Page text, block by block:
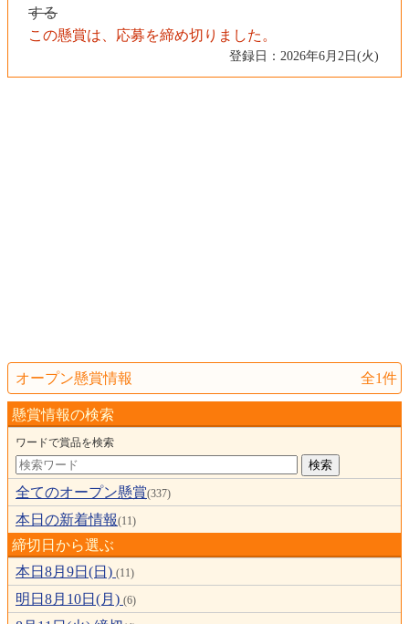
する
この懸賞は、応募を締め切りました。
登録日：2026年6月2日(火)
オープン懸賞情報 全1件
懸賞情報の検索
ワードで賞品を検索
全てのオープン懸賞(337)
本日の新着情報(11)
締切日から選ぶ
本日8月9日(日) (11)
明日8月10日(月) (6)